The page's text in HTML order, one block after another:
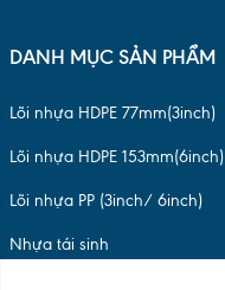
DANH MỤC SẢN PHẨM
Lõi nhựa HDPE 77mm(3inch)
Lõi nhựa HDPE 153mm(6inch)
Lõi nhựa PP (3inch/ 6inch)
Nhựa tái sinh